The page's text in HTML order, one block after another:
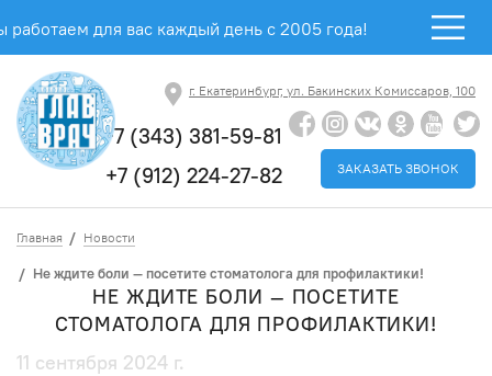
работаем для вас каждый день с 2005 года!
г. Екатеринбург, ул. Бакинских Комиссаров, 100
+7 (343) 381-59-81
+7 (912) 224-27-82
ЗАКАЗАТЬ ЗВОНОК
Главная Новости
Не ждите боли — посетите стоматолога для профилактики!
НЕ ЖДИТЕ БОЛИ — ПОСЕТИТЕ
СТОМАТОЛОГА ДЛЯ ПРОФИЛАКТИКИ!
11 сентября 2024 г.